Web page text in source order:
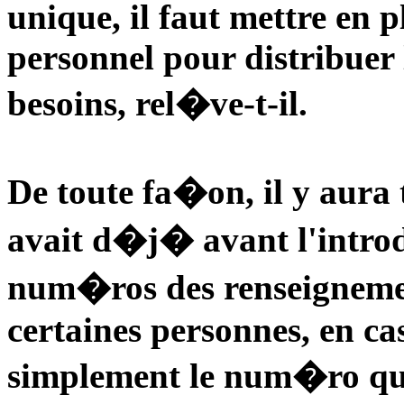
unique, il faut mettre en
personnel pour distribuer
besoins, rel�ve-t-il.
De toute fa�on, il y aura
avait d�j� avant
num�ros des
certaines personnes, en
simplement le num�ro